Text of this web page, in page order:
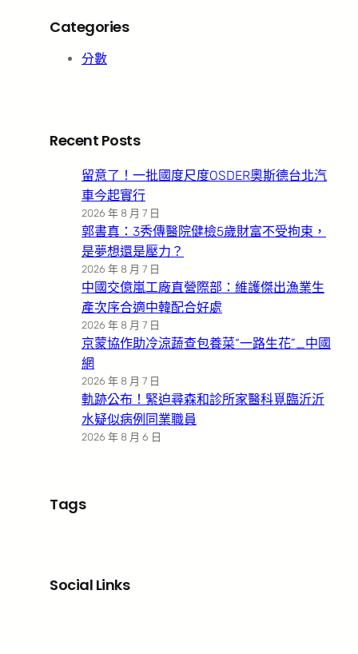
Categories
分數
Recent Posts
留意了！一批國度尺度OSDER奧斯德台北汽
車今起實行
2026 年 8 月 7 日
郭書真：3秀傳醫院健檢5歲財富不受拘束，
是夢想還是壓力？
2026 年 8 月 7 日
中國交億嵐工廠直營際部：維護傑出漁業生
產次序合適中韓配合好處
2026 年 8 月 7 日
京蒙協作助冷涼蔬查包養菜“一路生花”_中國
網
2026 年 8 月 7 日
軌跡公布！緊迫尋森和診所家醫科覓臨沂沂
水疑似病例同業職員
2026 年 8 月 6 日
Tags
Social Links